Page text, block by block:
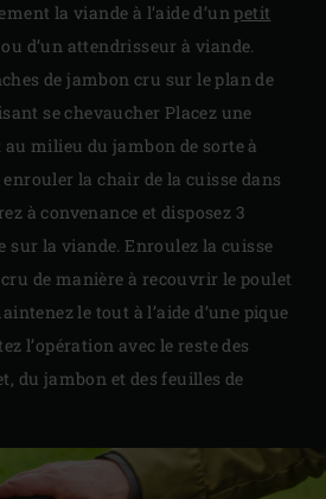
la viande à l’aide d’un petit
ou d’un attendrisseur à viande.
de jambon cru sur le plan de
se chevaucher Placez une
au milieu du jambon de sorte à
la chair de la cuisse dans
à convenance et disposez 3
sur la viande. Enroulez la cuisse
de manière à recouvrir le poulet
le tout à l’aide d’une pique
l’opération avec le reste des
du jambon et des feuilles de